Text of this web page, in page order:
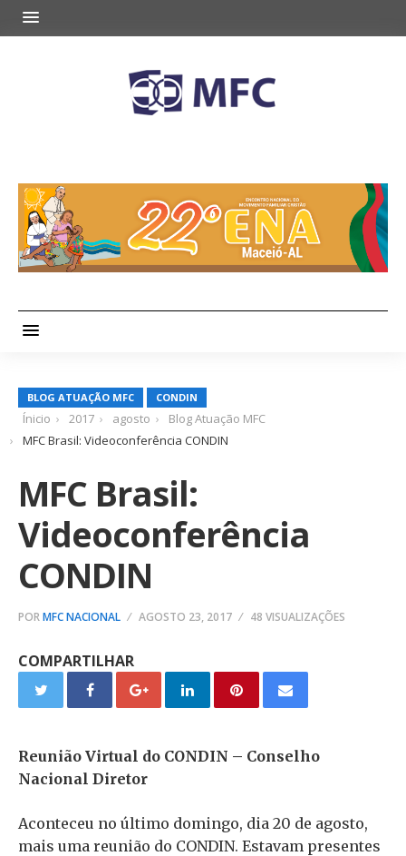
BLOG ATUAÇÃO MFC CONDIN
Ínicio 2017 agosto
Blog Atuação MFC
MFC Brasil: Videoconferência CONDIN
MFC Brasil:
Videoconferência
CONDIN
PORMFC NACIONAL AGOSTO 23, 2017 48 VISUALIZAÇÕES
COMPARTILHAR
Reunião Virtual do CONDIN – Conselho
Nacional Diretor
Aconteceu no último domingo, dia 20 de agosto,
mais uma reunião do CONDIN. Estavam presentes